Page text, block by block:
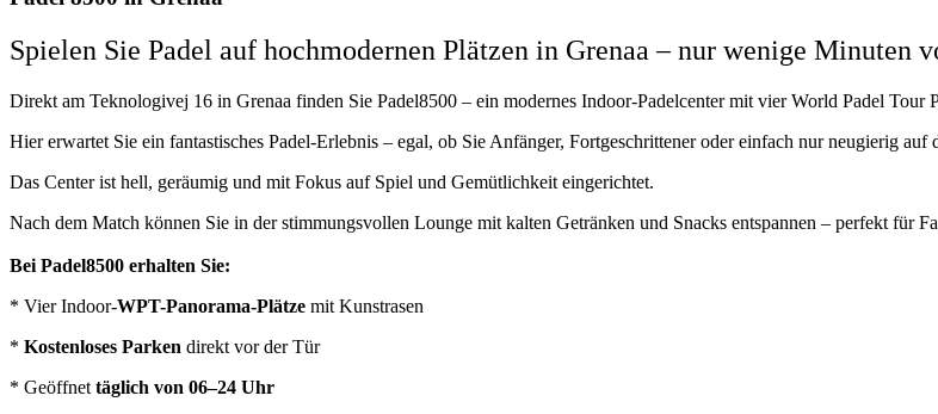
Spielen Sie Padel auf hochmodernen Plätzen in Grenaa – nur wenige Minuten
Direkt am Teknologivej 16 in Grenaa finden Sie Padel8500 – ein modernes Indoor-Padelcenter mit vier World Padel Tour
Hier erwartet Sie ein fantastisches Padel-Erlebnis – egal, ob Sie Anfänger, Fortgeschrittener oder einfach nur neugierig auf
Das Center ist hell, geräumig und mit Fokus auf Spiel und Gemütlichkeit eingerichtet.
Nach dem Match können Sie in der stimmungsvollen Lounge mit kalten Getränken und Snacks entspannen – perfekt für
Bei Padel8500 erhalten Sie:
* Vier Indoor-WPT-Panorama-Plätze mit Kunstrasen
* Kostenloses Parken direkt vor der Tür
* Geöffnet täglich von 06–24 Uhr